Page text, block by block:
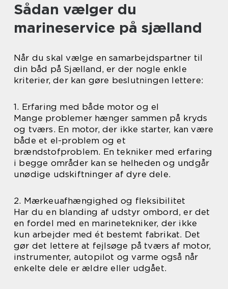
Sådan vælger du
marineservice på sjælland
Når du skal vælge en samarbejdspartner til
din båd på Sjælland, er der nogle enkle
kriterier, der kan gøre beslutningen lettere:
1. Erfaring med både motor og el
Mange problemer hænger sammen på kryds
og tværs. En motor, der ikke starter, kan være
både et el-problem og et
brændstofproblem. En tekniker med erfaring
i begge områder kan se helheden og undgår
unødige udskiftninger af dyre dele.
2. Mærkeuafhængighed og fleksibilitet
Har du en blanding af udstyr ombord, er det
en fordel med en marinetekniker, der ikke
kun arbejder med ét bestemt fabrikat. Det
gør det lettere at fejlsøge på tværs af motor,
instrumenter, autopilot og varme også når
enkelte dele er ældre eller udgået.